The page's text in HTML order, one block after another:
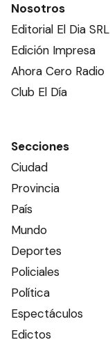
Nosotros
Editorial El Dia SRL
Edición Impresa
Ahora Cero Radio
Club El Día
Secciones
Ciudad
Provincia
País
Mundo
Deportes
Policiales
Política
Espectáculos
Edictos